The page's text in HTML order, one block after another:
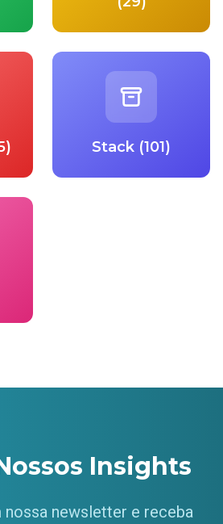
Stack (101)
Insights
nossa newsletter e receba